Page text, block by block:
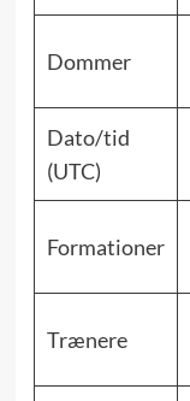
Dommer
Dato/tid
(UTC)
Formationer
Trænere